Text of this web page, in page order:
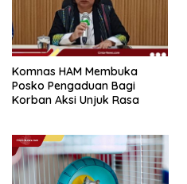
Komnas HAM Membuka
Posko Pengaduan Bagi
Korban Aksi Unjuk Rasa